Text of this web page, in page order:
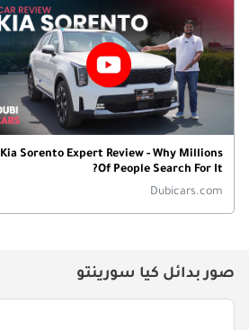
Kia Sorento Expert Review - Why Millions
Of People Search For It?
Dubicars.com
صور بدائل كيا سورينتو